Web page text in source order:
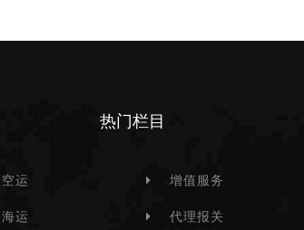
热门栏目
空运
海运
增值服务
代理报关